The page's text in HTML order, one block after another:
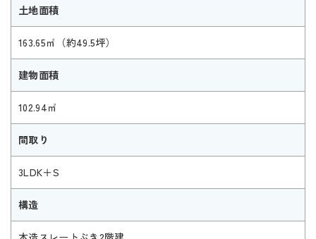
土地面積
163.65㎡（約49.5坪）
建物面積
102.94㎡
間取り
3LDK＋S
構造